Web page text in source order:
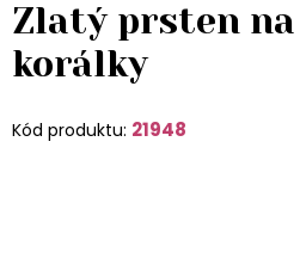
Zlatý prsten
korálky
Kód produktu: 21948